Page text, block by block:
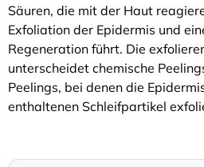
Säuren, die mit der Haut
Exfoliation der Epidermis und
Regeneration führt. Die
unterscheidet chemische
Peelings, bei denen die
enthaltenen Schleifpartikel